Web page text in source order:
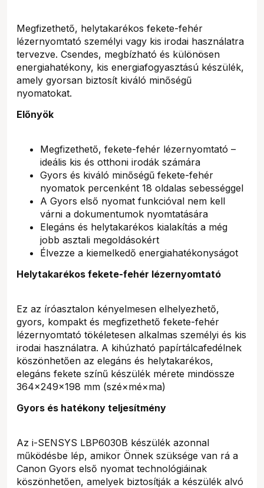
Megfizethető, helytakarékos fekete-fehér
lézernyomtató személyi vagy kis irodai használatra
tervezve. Csendes, megbízható és különösen
energiahatékony, kis energiafogyasztású készülék,
amely gyorsan biztosít kiváló minőségű
nyomatokat.
Előnyök
Megfizethető, fekete-fehér lézernyomtató –
ideális kis és otthoni irodák számára
Gyors és kiváló minőségű fekete-fehér
nyomatok percenként 18 oldalas sebességgel
A Gyors első nyomat funkcióval nem kell
várni a dokumentumok nyomtatására
Elegáns és helytakarékos kialakítás a még
jobb asztali megoldásokért
Élvezze a kiemelkedő energiahatékonyságot
Helytakarékos fekete-fehér lézernyomtató
Ez az íróasztalon kényelmesen elhelyezhető,
gyors, kompakt és megfizethető fekete-fehér
lézernyomtató tökéletesen alkalmas személyi és kis
irodai használatra. A kihúzható papírtálcafedélnek
köszönhetően az elegáns és helytakarékos,
elegáns fekete színű készülék mérete mindössze
364×249×198 mm (szé×mé×ma)
Gyors és hatékony teljesítmény
Az i-SENSYS LBP6030B készülék azonnal
működésbe lép, amikor Önnek szüksége van rá a
Canon Gyors első nyomat technológiáinak
köszönhetően, amelyek biztosítják a készülék alvó